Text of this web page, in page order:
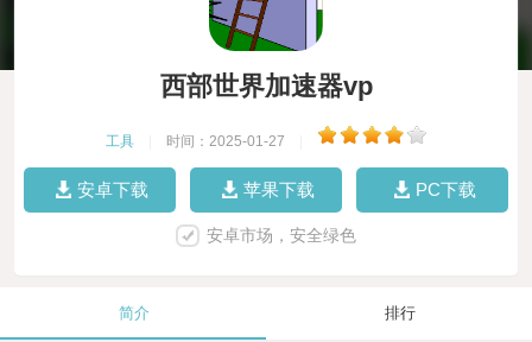
西部世界加速器vp
工具 时间：2025-01-27
安卓下载 苹果下载 PC下载
安卓市场，安全绿色
简介 排行